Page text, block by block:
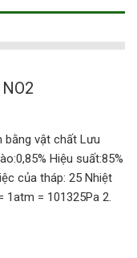
bằng vật chất Lưu
Hiệu suất:85%
của tháp: 25 Nhiệt
1atm = 101325Pa 2.